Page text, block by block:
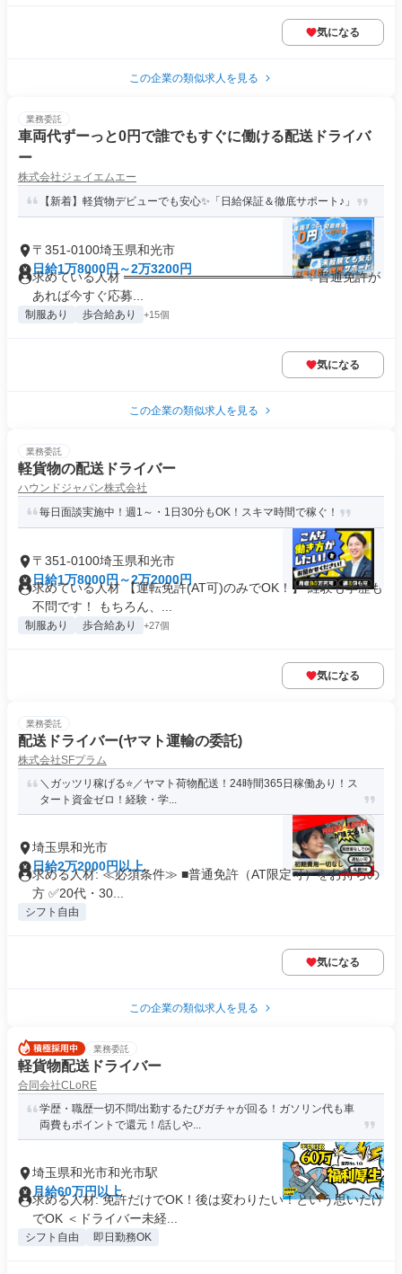
気になる
この企業の類似求人を見る
業務委託
車両代ずーっと0円で誰でもすぐに働ける配送ドライバ
ー
株式会社ジェイエムエー
【新着】軽貨物デビューでも安心✨「日給保証＆徹底サポート♪」
〒351-0100埼玉県和光市
日給1万8000円～2万3200円
求めている人材 ════════════════════ ✨普通免許が
あれば今すぐ応募...
制服あり 歩合給あり +15個
気になる
この企業の類似求人を見る
業務委託
軽貨物の配送ドライバー
ハウンドジャパン株式会社
毎日面談実施中！週1～・1日30分もOK！スキマ時間で稼ぐ！
〒351-0100埼玉県和光市
日給1万8000円～2万2000円
求めている人材 【運転免許(AT可)のみでOK！】 経験も学歴も
不問です！ もちろん、...
制服あり 歩合給あり +27個
気になる
業務委託
配送ドライバー(ヤマト運輸の委託)
株式会社SFプラム
＼ガッツリ稼げる⭐️／ヤマト荷物配送！24時間365日稼働あり！ス
タート資金ゼロ！経験・学...
埼玉県和光市
日給2万2000円以上
求める人材: ≪必須条件≫ ■普通免許（AT限定可）をお持ちの
方 ✅️20代・30...
シフト自由
気になる
この企業の類似求人を見る
業務委託
軽貨物配送ドライバー
合同会社CLoRE
学歴・職歴一切不問/出勤するたびガチャが回る！ガソリン代も車
両費もポイントで還元！/話しや...
埼玉県和光市和光市駅
月給60万円以上
求める人材: 免許だけでOK！後は変わりたい！という思いだけ
でOK ＜ドライバー未経...
シフト自由 即日勤務OK